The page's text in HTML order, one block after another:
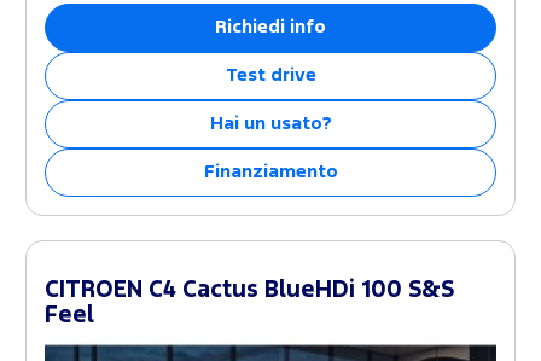
Richiedi info
Test drive
Hai un usato?
Finanziamento
CITROEN C4 Cactus BlueHDi 100 S&S
Feel